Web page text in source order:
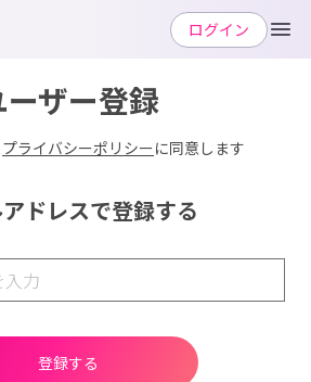
ーザー登録
プライバシーポリシーに同意します
ドレスで登録する
ログイン